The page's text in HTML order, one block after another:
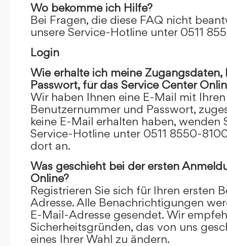
Wo bekomme ich Hilfe?
Bei Fragen, die diese FAQ nicht
unsere Service-Hotline unter 0511
Login
Wie erhalte ich meine
Passwort, für das Service Center
Wir haben Ihnen eine E-Mail mit
Benutzernummer und Passwort,
keine E-Mail erhalten haben, wenden
Service-Hotline unter 0511 8550-
dort an.
Was geschieht bei der ersten
Online?
Registrieren Sie sich für Ihren ersten
Adresse. Alle Benachrichtigungen
E-Mail-Adresse gesendet. Wir
Sicherheitsgründen, das von uns
eines Ihrer Wahl zu ändern.